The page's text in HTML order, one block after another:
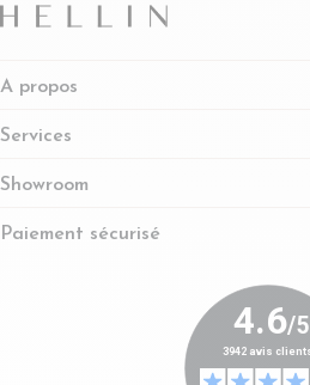
A propos
Services
Showroom
Paiement sécurisé